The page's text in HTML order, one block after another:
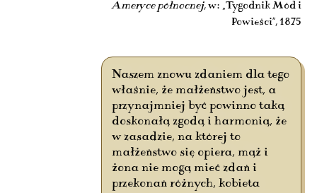
Ameryce północnej, w: „Tygodnik Mód i
Powieści”, 1875
Naszem znowu zdaniem dla tego
właśnie, że małżeństwo jest, a
przynajmniej być powinno taką
doskonałą zgodą i harmonią, że
w zasadzie, na której to
małżeństwo się opiera, mąż i
żona nie mogą mieć zdań i
przekonań różnych, kobieta